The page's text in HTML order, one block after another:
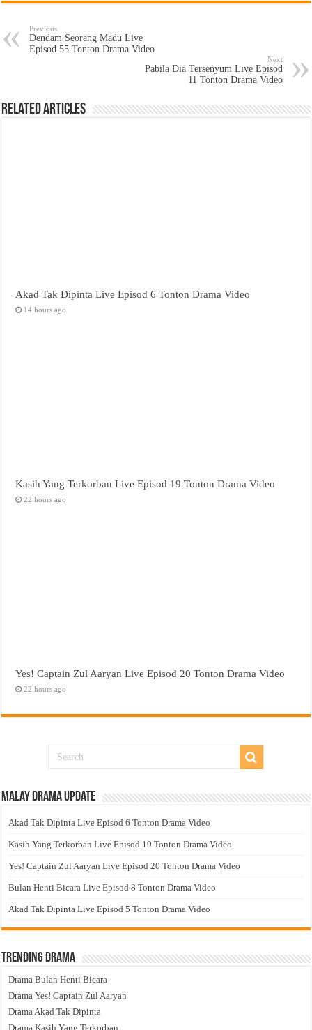
Previous
Dendam Seorang Madu Live
Episod 55 Tonton Drama Video
Next
Pabila Dia Tersenyum Live Episod
11 Tonton Drama Video
Related Articles
Akad Tak Dipinta Live Episod 6 Tonton Drama Video
14 hours ago
Kasih Yang Terkorban Live Episod 19 Tonton Drama Video
22 hours ago
Yes! Captain Zul Aaryan Live Episod 20 Tonton Drama Video
22 hours ago
Malay Drama Update
Akad Tak Dipinta Live Episod 6 Tonton Drama Video
Kasih Yang Terkorban Live Episod 19 Tonton Drama Video
Yes! Captain Zul Aaryan Live Episod 20 Tonton Drama Video
Bulan Henti Bicara Live Episod 8 Tonton Drama Video
Akad Tak Dipinta Live Episod 5 Tonton Drama Video
Trending Drama
Drama Bulan Henti Bicara
Drama Yes! Captain Zul Aaryan
Drama Akad Tak Dipinta
Drama Kasih Yang Terkorban